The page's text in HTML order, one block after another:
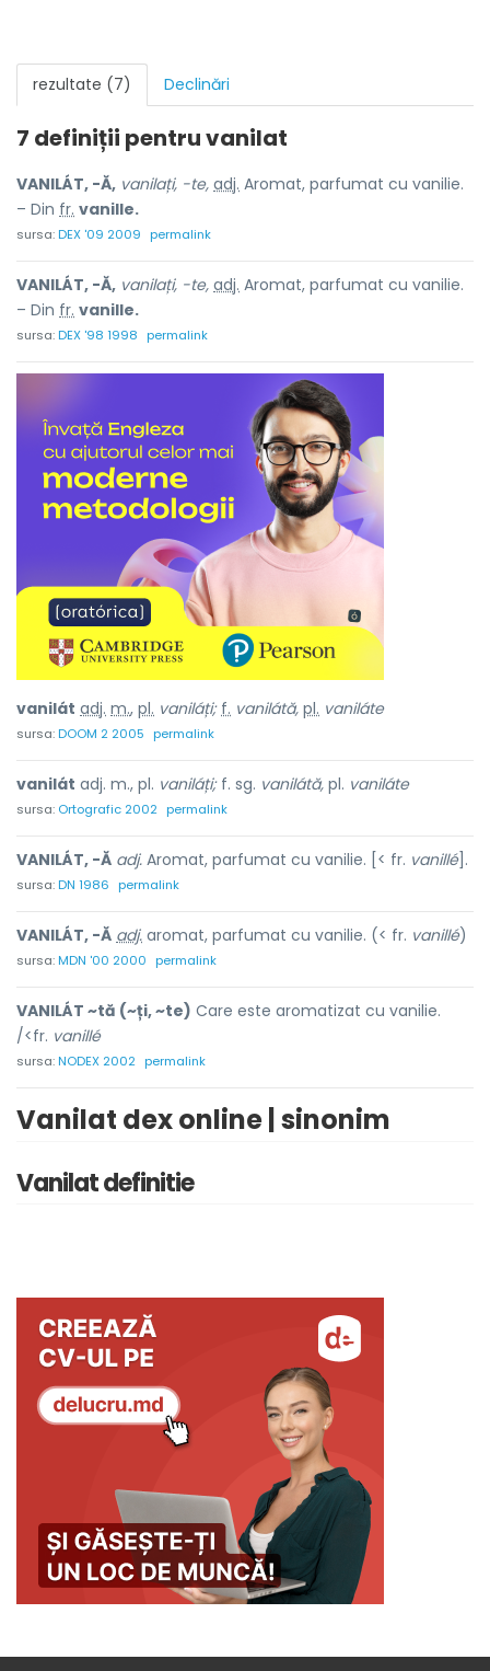
rezultate (7) Declinări
7 definiții pentruvanilat
VANILÁT, -Ă, vanilați, -te, adj. Aromat, parfumat cu vanilie.
– Din fr. vanille.
sursa:DEX '09 2009 permalink
VANILÁT, -Ă, vanilați, -te, adj. Aromat, parfumat cu vanilie.
– Din fr. vanille.
sursa:DEX '98 1998 permalink
vanilát adj. m., pl. vaniláți; f. vanilátă, pl. vaniláte
sursa:DOOM 2 2005 permalink
vanilát adj. m., pl. vaniláți;f. sg. vanilátă, pl. vaniláte
sursa: Ortografic 2002 permalink
VANILÁT, -Ă adj. Aromat, parfumat cu vanilie. [< fr. vanillé].
sursa:DN 1986 permalink
VANILÁT, -Ă adj. aromat, parfumat cu vanilie. (< fr. vanillé)
sursa:MDN '00 2000 permalink
VANILÁT ~tă (~ți, ~te) Care este aromatizat cu vanilie.
/<fr. vanillé
sursa:NODEX 2002 permalink
Vanilat dex online | sinonim
Vanilat definitie